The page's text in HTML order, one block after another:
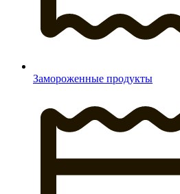
Замороженные продукты